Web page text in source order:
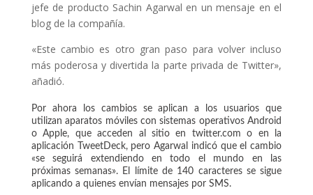
jefe de producto Sachin Agarwal en un mensaje en el
blog de la compañía.
«Este cambio es otro gran paso para volver incluso
más poderosa y divertida la parte privada de Twitter»,
añadió.
Por ahora los cambios se aplican a los usuarios que
utilizan aparatos móviles con sistemas operativos Android
o Apple, que acceden al sitio en twitter.com o en la
aplicación TweetDeck, pero Agarwal indicó que el cambio
«se seguirá extendiendo en todo el mundo en las
próximas semanas». El límite de 140 caracteres se sigue
aplicando a quienes envían mensajes por SMS.